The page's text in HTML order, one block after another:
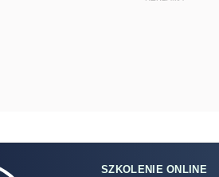
SZKOLENIE ONLINE